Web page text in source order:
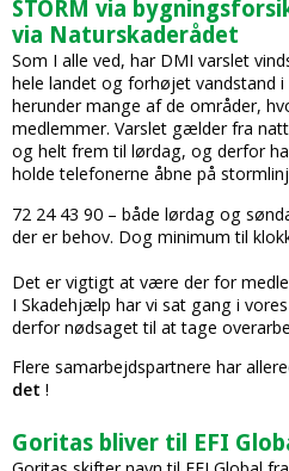
STORM via
via Naturskaderådet
Som I alle ved, har DMI varslet
hele landet og forhøjet vandstand
herunder mange af de områder,
medlemmer. Varslet gælder fra
og helt frem til lørdag, og derfor
holde telefonerne åbne på
72 24 43 90 – både lørdag og
der er behov. Dog minimum til
Det er vigtigt at være der for
I Skadehjælp har vi sat gang i
derfor nødsaget til at tage
Flere samarbejdspartnere har
det !
Goritas bliver til EFI